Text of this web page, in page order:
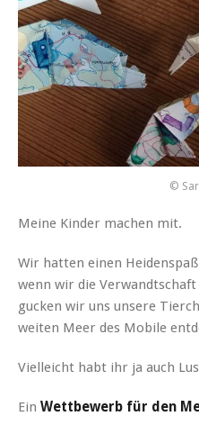
©
Meine Kinder machen mit.
Wir hatten einen
wenn wir die
gucken wir uns unsere
weiten Meer des Mobile
Vielleicht habt ihr ja auch
Ein Wettbewerb für den